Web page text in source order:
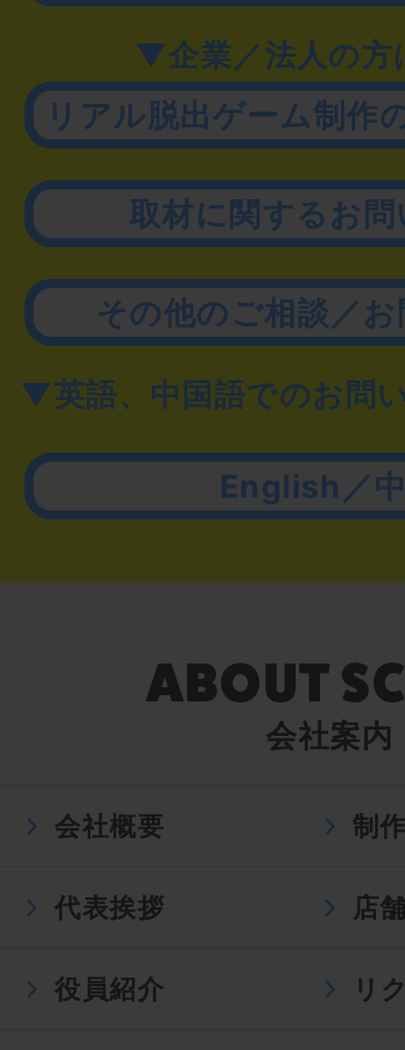
▼企業／法人の方
リアル脱出ゲーム制作
取材に関するお
その他のご相談／
▼英語、中国語でのお問
English／
会社案内
会社概要 制
代表挨拶 店
役員紹介 リ